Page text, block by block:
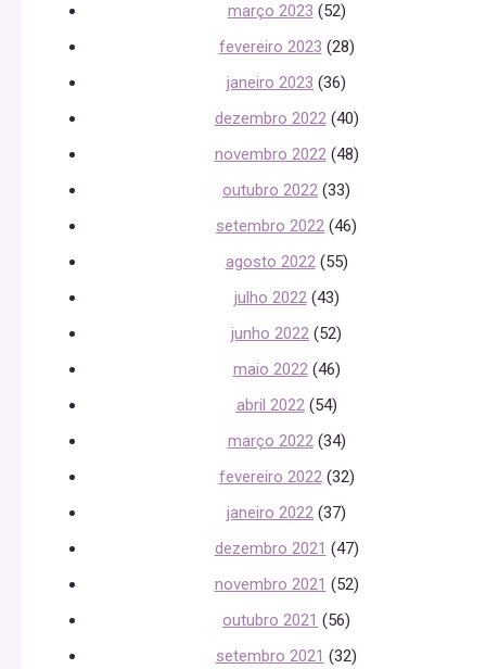
março 2023 (52)
fevereiro 2023 (28)
janeiro 2023 (36)
dezembro 2022(40)
novembro 2022(48)
outubro 2022 (33)
setembro 2022 (46)
agosto 2022(55)
julho 2022(43)
junho 2022 (52)
maio 2022(46)
abril 2022(54)
março 2022(34)
fevereiro 2022(32)
janeiro 2022 (37)
dezembro 2021 (47)
novembro 2021 (52)
outubro 2021 (56)
setembro 2021 (32)